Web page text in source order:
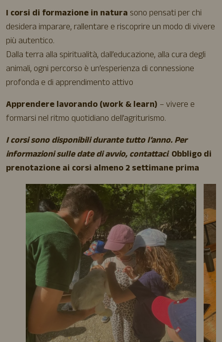
I corsi di formazione in natura sono pensati per chi
desidera imparare, rallentare e riscoprire un modo di vivere
più autentico.
Dalla terra alla spiritualità, dall’educazione, alla cura degli
animali, ogni percorso è un’esperienza di connessione
profonda e di apprendimento attivo
Apprendere lavorando (work & learn) – vivere e
formarsi nel ritmo quotidiano dell’agriturismo.
I corsi sono disponibili durante tutto l’anno. Per
informazioni sulle date di avvio, contattaci.Obbligo di
prenotazione ai corsi almeno 2 settimane prima